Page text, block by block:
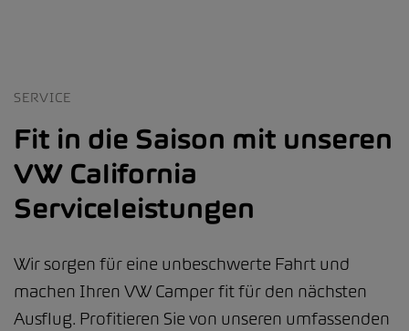
SERVICE
Fit in die Saison mit unseren
VW California
Serviceleistungen
Wir sorgen für eine unbeschwerte Fahrt und
machen Ihren VW Camper fit für den nächsten
Ausflug. Profitieren Sie von unseren umfassenden